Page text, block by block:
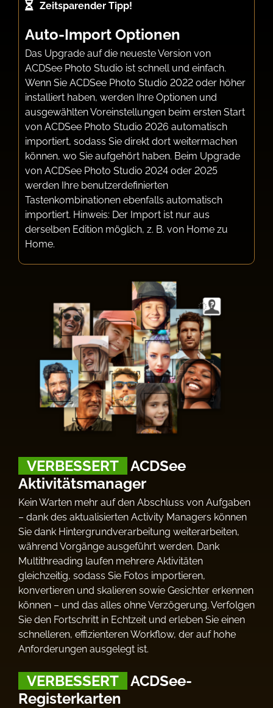
Zeitsparender Tipp!
Auto-Import Optionen
Das Upgrade auf die neueste Version von
ACDSee Photo Studio ist schnell und einfach.
Wenn Sie ACDSee Photo Studio 2022 oder höher
installiert haben, werden Ihre Optionen und
ausgewählten Voreinstellungen beim ersten Start
von ACDSee Photo Studio 2026 automatisch
importiert, sodass Sie direkt dort weitermachen
können, wo Sie aufgehört haben. Beim Upgrade
von ACDSee Photo Studio 2024 oder 2025
werden Ihre benutzerdefinierten
Tastenkombinationen ebenfalls automatisch
importiert. Hinweis: Der Import ist nur aus
derselben Edition möglich, z. B. von Home zu
Home.
VERBESSERT
ACDSee
Aktivitätsmanager
Kein Warten mehr auf den Abschluss von Aufgaben
– dank des aktualisierten Activity Managers können
Sie dank Hintergrundverarbeitung weiterarbeiten,
während Vorgänge ausgeführt werden. Dank
Multithreading laufen mehrere Aktivitäten
gleichzeitig, sodass Sie Fotos importieren,
konvertieren und skalieren sowie Gesichter erkennen
können – und das alles ohne Verzögerung. Verfolgen
Sie den Fortschritt in Echtzeit und erleben Sie einen
schnelleren, effizienteren Workflow, der auf hohe
Anforderungen ausgelegt ist.
VERBESSERT
ACDSee-
Registerkarten